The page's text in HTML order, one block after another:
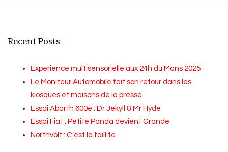
Recent Posts
Expérience multisensorielle aux 24h du Mans 2025
Le Moniteur Automobile fait son retour dans les
kiosques et maisons de la presse
Essai Abarth 600e : Dr Jekyll & Mr Hyde
Essai Fiat : Petite Panda devient Grande
Northvolt : C’est la faillite